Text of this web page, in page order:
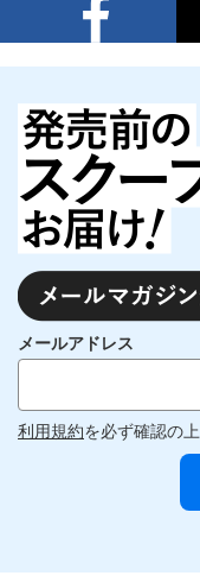
メールアドレス
利用規約を必ず確認の